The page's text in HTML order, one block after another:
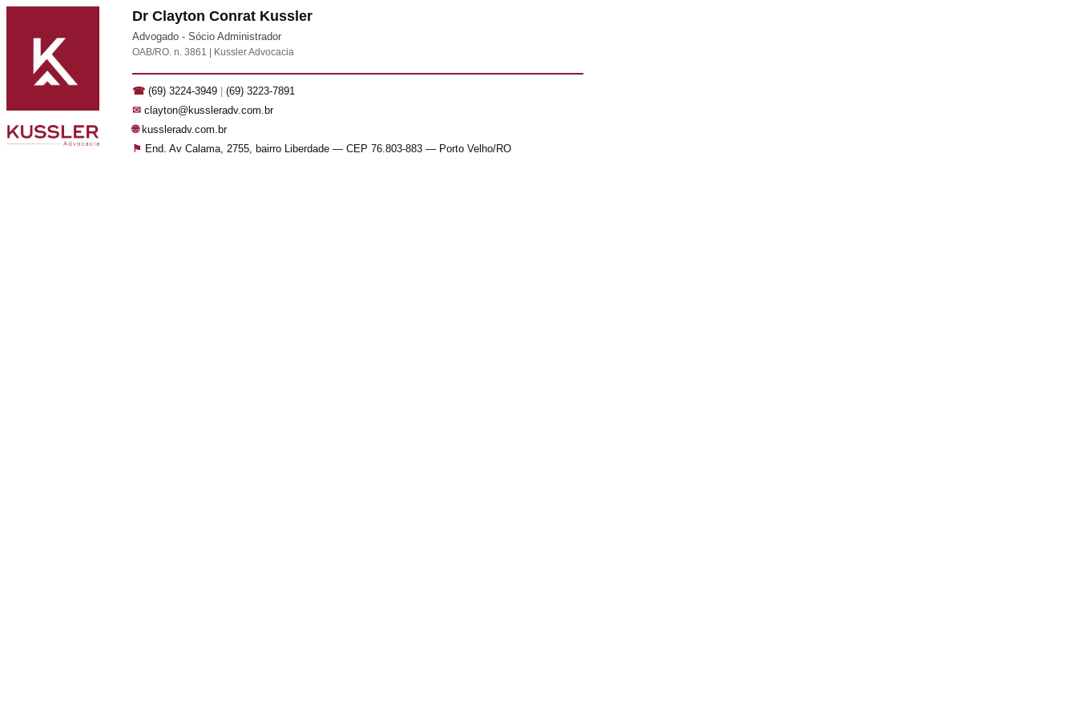
Dr Clayton Conrat Kussler
Advogado - Sócio Administrador
OAB/RO. n. 3861 | Kussler Advocacia
☎ (69) 3224-3949
(69) 3223-7891
✉ clayton@kussleradv.com.br
🌐 kussleradv.com.br
⚑ End. Av Calama, 2755, bairro Liberdade — CEP 76.803-883 — Porto Velho/RO